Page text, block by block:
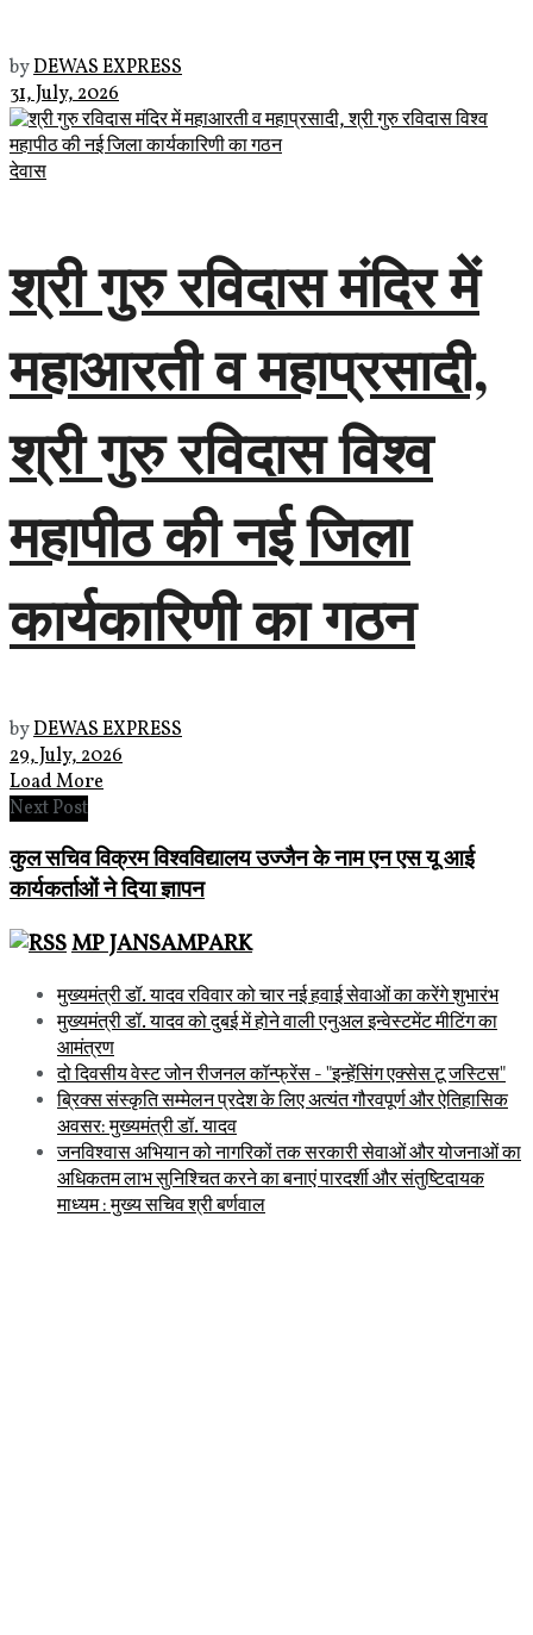
byDEWAS EXPRESS
31, July, 2026
देवास
श्री गुरु रविदास मंदिर में
महाआरती व महाप्रसादी,
श्री गुरु रविदास विश्व
महापीठ की नई जिला
कार्यकारिणी का गठन
byDEWAS EXPRESS
29, July, 2026
Load More
Next Post
कुल सचिव विक्रम विश्वविद्यालय उज्जैन के नाम एन एस यू आई
कार्यकर्ताओं ने दिया ज्ञापन
MP JANSAMPARK
मुख्यमंत्री डॉ. यादव रविवार को चार नई हवाई सेवाओं का करेंगे शुभारंभ
मुख्यमंत्री डॉ. यादव को दुबई में होने वाली एनुअल इन्वेस्टमेंट मीटिंग का
आमंत्रण
दो दिवसीय वेस्ट जोन रीजनल कॉन्फ्रेंस - "इन्हेंसिंग एक्सेस टू जस्टिस"
ब्रिक्स संस्कृति सम्मेलन प्रदेश के लिए अत्यंत गौरवपूर्ण और ऐतिहासिक
अवसर: मुख्यमंत्री डॉ. यादव
जनविश्वास अभियान को नागरिकों तक सरकारी सेवाओं और योजनाओं का
अधिकतम लाभ सुनिश्चित करने का बनाएं पारदर्शी और संतुष्टिदायक
माध्यम : मुख्य सचिव श्री बर्णवाल